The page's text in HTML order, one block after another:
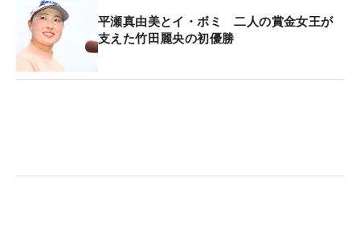
総合優勝となった仁科と大西は、6月5日にハワイ島
のHawaii Kailua-KonaMakai Golf Clubで開催され
る、75th U.S. Girl’s Junior Championship、76th
U.S. JuniorAmateur Championship、各予選会にチ
平瀬真由美とイ・ボミ 二人の賞金女王が
支えた竹田麗央の初優勝